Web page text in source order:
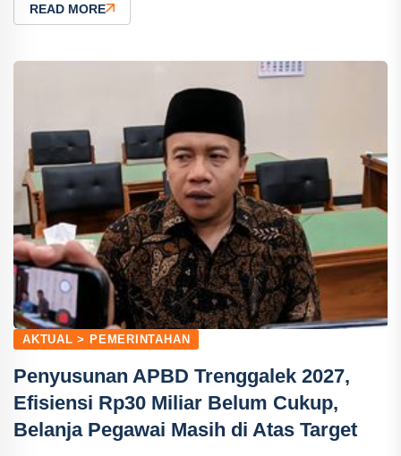
READ MORE
AKTUAL > PEMERINTAHAN
Penyusunan APBD Trenggalek 2027,
Efisiensi Rp30 Miliar Belum Cukup,
Belanja Pegawai Masih di Atas Target